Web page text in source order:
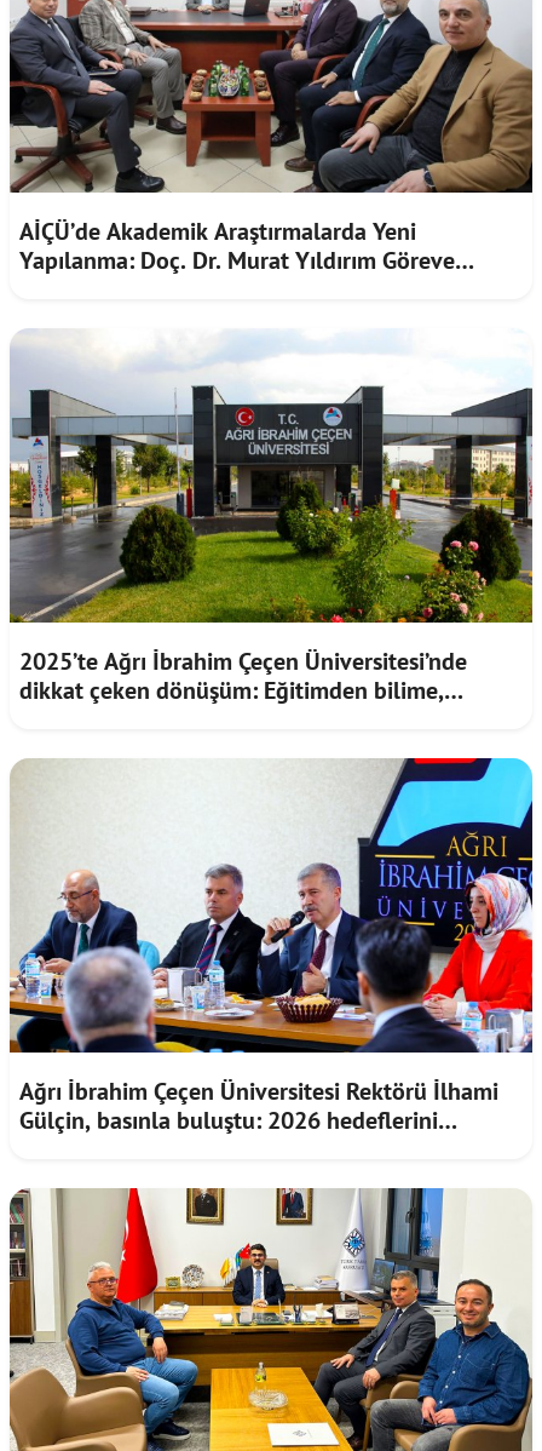
AİÇÜ’de Akademik Araştırmalarda Yeni
Yapılanma: Doç. Dr. Murat Yıldırım Göreve
2025’te Ağrı İbrahim Çeçen Üniversitesi’nde
dikkat çeken dönüşüm: Eğitimden bilime,
Ağrı İbrahim Çeçen Üniversitesi Rektörü İlhami
Gülçin, basınla buluştu: 2026 hedeflerini